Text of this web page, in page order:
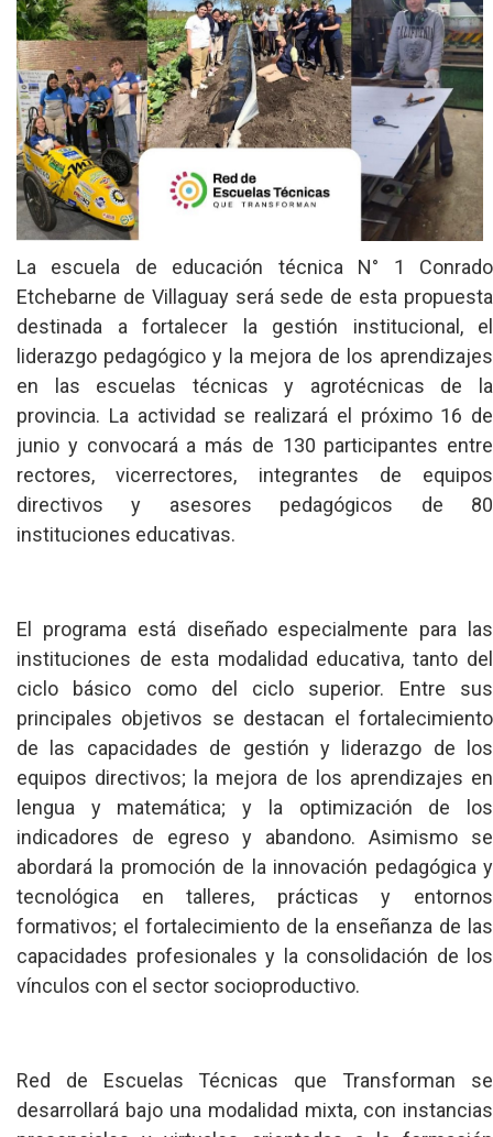
»
Economía
»
Espectáculos
»
Internacionales
»
Judiciales
»
Política
La escuela de educación técnica N° 1 Conrado
Etchebarne de Villaguay será sede de esta propuesta
destinada a fortalecer la gestión institucional, el
liderazgo pedagógico y la mejora de los aprendizajes
en las escuelas técnicas y agrotécnicas de la
provincia. La actividad se realizará el próximo 16 de
junio y convocará a más de 130 participantes entre
rectores, vicerrectores, integrantes de equipos
directivos y asesores pedagógicos de 80
instituciones educativas.
El programa está diseñado especialmente para las
instituciones de esta modalidad educativa, tanto del
ciclo básico como del ciclo superior. Entre sus
principales objetivos se destacan el fortalecimiento
de las capacidades de gestión y liderazgo de los
equipos directivos; la mejora de los aprendizajes en
lengua y matemática; y la optimización de los
indicadores de egreso y abandono. Asimismo se
abordará la promoción de la innovación pedagógica y
tecnológica en talleres, prácticas y entornos
formativos; el fortalecimiento de la enseñanza de las
capacidades profesionales y la consolidación de los
vínculos con el sector socioproductivo.
Red de Escuelas Técnicas que Transforman se
desarrollará bajo una modalidad mixta, con instancias